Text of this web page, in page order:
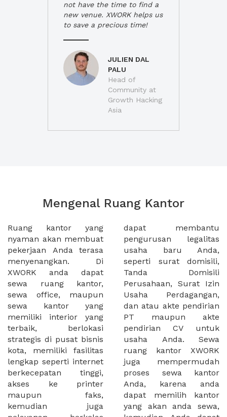
not have the time to find a
new venue. XWORK helps us
to save a precious time!
JULIEN DAL
PALU
Head of
Community at
Growth Hacking
Asia
Mengenal Ruang Kantor
Ruang kantor yang
nyaman akan membuat
pekerjaan Anda terasa
menyenangkan. Di
XWORK anda dapat
sewa ruang kantor,
sewa office, maupun
sewa kantor yang
memiliki interior yang
terbaik, berlokasi
strategis di pusat bisnis
kota, memiliki fasilitas
lengkap seperti internet
berkecepatan tinggi,
akses ke printer
maupun faks,
kemudian juga
dapat membantu
pengurusan legalitas
usaha baru Anda,
seperti surat domisili,
Tanda Domisili
Perusahaan, Surat Izin
Usaha Perdagangan,
dan atau akte pendirian
PT maupun akte
pendirian CV untuk
usaha Anda. Sewa
ruang kantor XWORK
juga mempermudah
proses sewa kantor
Anda, karena anda
dapat memilih kantor
yang akan anda sewa,